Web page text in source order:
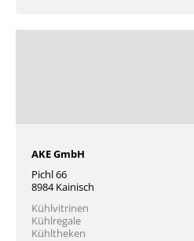
AKE GmbH
Pichl 66
8984 Kainisch
Kühlvitrinen
Kühlregale
Kühltheken